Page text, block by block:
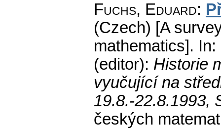
Fuchs, Eduard:
(Czech) [A
mathematics].
(editor): Historie
vyučující na
19.8.-22.8.1993,
českých